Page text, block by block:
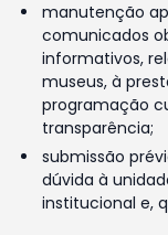
manutenção
comunicados
informativos,
museus, à
programação
transparência;
submissão
dúvida à
institucional e,